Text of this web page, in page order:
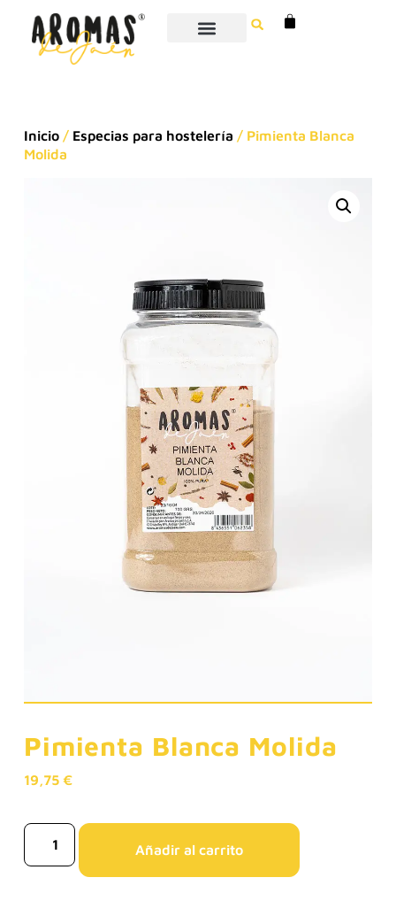
Inicio/ Especias para hostelería / Pimienta Blanca
Molida
Pimienta Blanca Molida
19,75 €
Añadir al carrito